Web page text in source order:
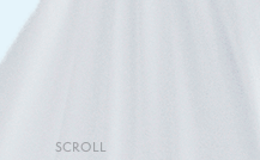
SCROLL